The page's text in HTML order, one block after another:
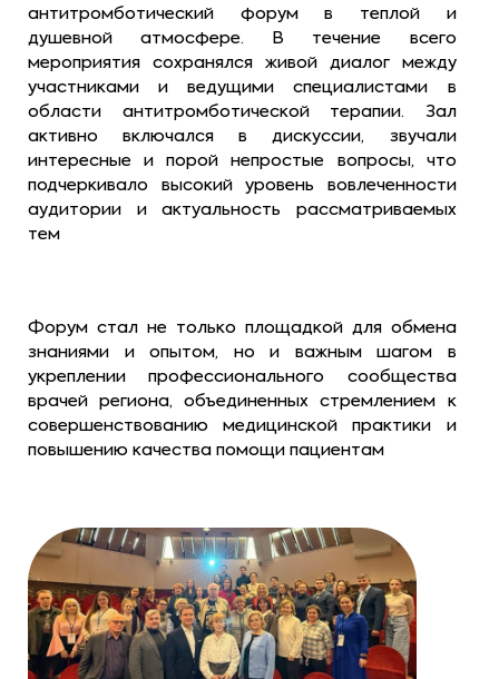
антитромботический форум в теплой и
душевной атмосфере. В течение всего
мероприятия сохранялся живой диалог между
участниками и ведущими специалистами в
области антитромботической терапии. Зал
активно включался в дискуссии, звучали
интересные и порой непростые вопросы, что
подчеркивало высокий уровень вовлеченности
аудитории и актуальность рассматриваемых
тем
Форум стал не только площадкой для обмена
знаниями и опытом, но и важным шагом в
укреплении профессионального сообщества
врачей региона, объединенных стремлением к
совершенствованию медицинской практики и
повышению качества помощи пациентам